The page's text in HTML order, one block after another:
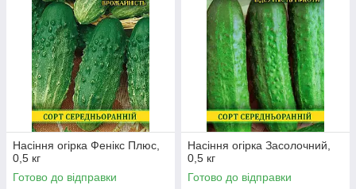
Насіння огірка Фенікс Плюс,
0,5 кг
Готово до відправки
Насіння огірка Засолочний,
0,5 кг
Готово до відправки